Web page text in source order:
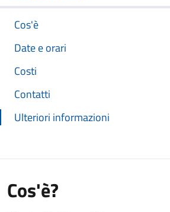
Cos'è
Date e orari
Costi
Contatti
Ulteriori informazioni
Cos'è?